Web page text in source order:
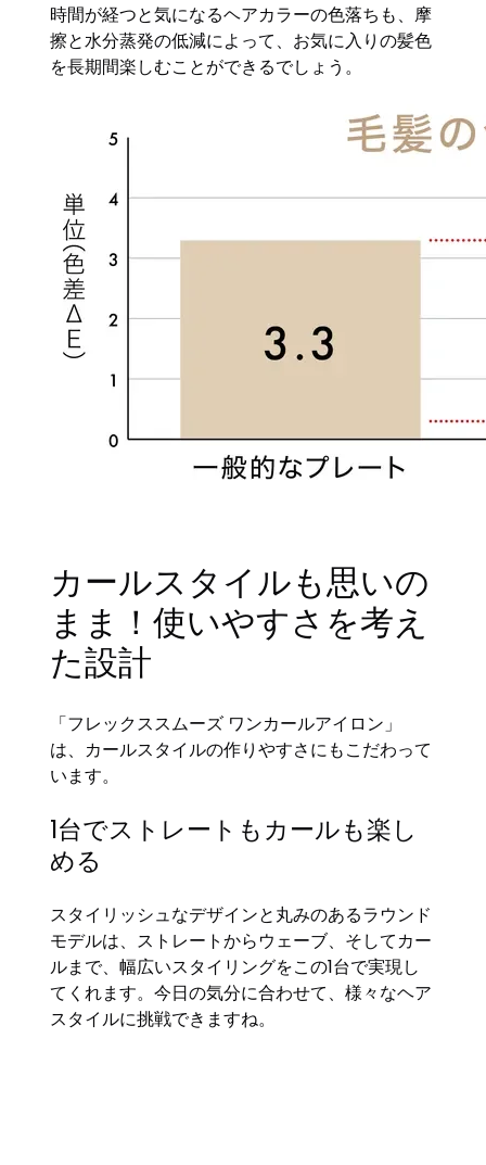
時間が経つと気になるヘアカラーの色落ちも、摩
擦と水分蒸発の低減によって、お気に入りの髪色
を長期間楽しむことができるでしょう。
カールスタイルも思いの
まま！使いやすさを考え
た設計
「フレックススムーズ ワンカールアイロン」
は、カールスタイルの作りやすさにもこだわって
います。
1台でストレートもカールも楽し
める
スタイリッシュなデザインと丸みのあるラウンド
モデルは、ストレートからウェーブ、そしてカー
ルまで、幅広いスタイリングをこの1台で実現し
てくれます。今日の気分に合わせて、様々なヘア
スタイルに挑戦できますね。